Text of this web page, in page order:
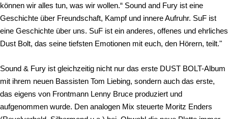
können wir alles tun, was wir wollen.“ Sound and Fury ist eine
Geschichte über Freundschaft, Kampf und innere Aufruhr. SuF ist
eine Geschichte über uns. SuF ist ein anderes, offenes und ehrliches
Dust Bolt, das seine tiefsten Emotionen mit euch, den Hörern, teilt."
Sound & Fury ist gleichzeitig nicht nur das erste DUST BOLT-Album
mit ihrem neuen Bassisten Tom Liebing, sondern auch das erste,
das eigens von Frontmann Lenny Bruce produziert und
aufgenommen wurde. Den analogen Mix steuerte Moritz Enders